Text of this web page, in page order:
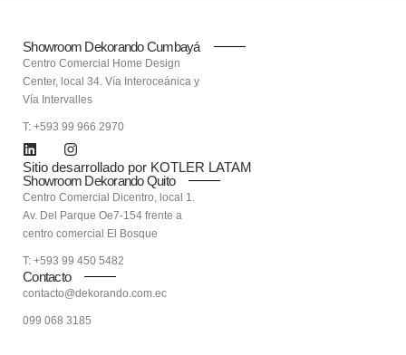
Showroom Dekorando Cumbayá
Centro Comercial Home Design
Center, local 34. Vía Interoceánica y
Vía Intervalles
T: +593 99 966 2970
Sitio desarrollado por KOTLER LATAM
Showroom Dekorando Quito
Centro Comercial Dicentro, local 1.
Av. Del Parque Oe7-154 frente a
centro comercial El Bosque
T: +593 99 450 5482
Contacto
contacto@dekorando.com.ec
099 068 3185